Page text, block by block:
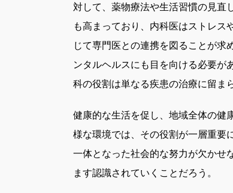
対して、薬物療法や生活習慣の見直
も高まっており、内科医はストレ
じて専門医との連携を図ることが求
ンタルヘルスにも目を向ける必要が
科の役割は単なる疾患の治療に留ま
健康的な生活を促し、地域全体の健
様な環境では、その役割が一層重要
一体となった社会的な努力が欠かせ
ます認識されていくことだろう。